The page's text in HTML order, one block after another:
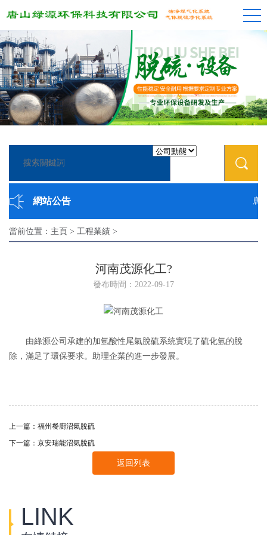
網站公告 唐
當前位置： 主頁 > 工程業績 >
河南茂源化工?
發布時間：2022-09-17
由綠源公司承建的加氫酸性尾氣脫硫系統實現了硫化氫的脫
除，滿足了環保要求。助理企業的進一步發展。
上一篇： 福州餐廚沼氣脫硫
下一篇： 京安瑞能沼氣脫硫
返回列表
LINK